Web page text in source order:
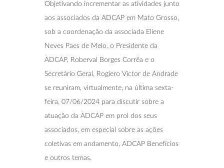
Objetivando incrementar as atividades junto
aos associados da ADCAP em Mato Grosso,
sob a coordenação da associada Eliene
Neves Paes de Melo, o Presidente da
ADCAP, Roberval Borges Corrêa e o
Secretário Geral, Rogiero Victor de Andrade
se reuniram, virtualmente, na última sexta-
feira, 07/06/2024 para discutir sobre a
atuação da ADCAP em prol dos seus
associados, em especial sobre as ações
coletivas em andamento, ADCAP Benefícios
e outros temas.